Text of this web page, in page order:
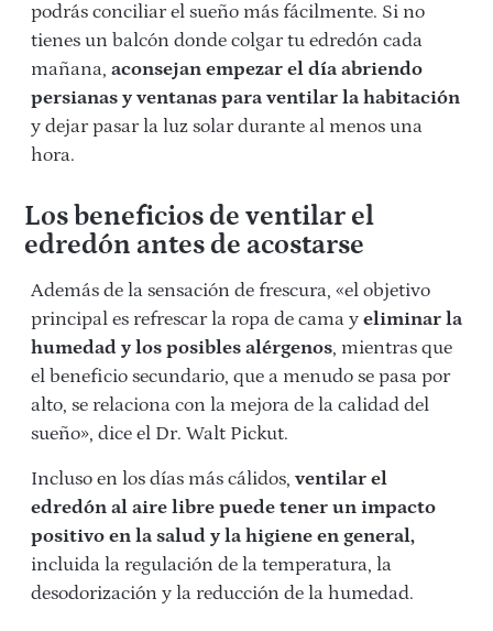
podrás conciliar el sueño más fácilmente. Si no
tienes un balcón donde colgar tu edredón cada
mañana, aconsejan empezar el día abriendo
persianas y ventanas para ventilar la habitación
y dejar pasar la luz solar durante al menos una
hora.
Los beneficios de ventilar el
edredón antes de acostarse
Además de la sensación de frescura, «el objetivo
principal es refrescar la ropa de cama y eliminar la
humedad y los posibles alérgenos, mientras que
el beneficio secundario, que a menudo se pasa por
alto, se relaciona con la mejora de la calidad del
sueño», dice el Dr. Walt Pickut.
Incluso en los días más cálidos, ventilar el
edredón al aire libre puede tener un impacto
positivo en la salud y la higiene en general,
incluida la regulación de la temperatura, la
desodorización y la reducción de la humedad.